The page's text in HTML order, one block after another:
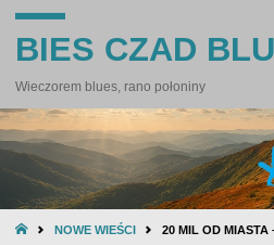
BIES CZAD
Wieczorem blues, rano połoniny
STRONANOWE WIEŚCI 20 MIL OD MIASTA